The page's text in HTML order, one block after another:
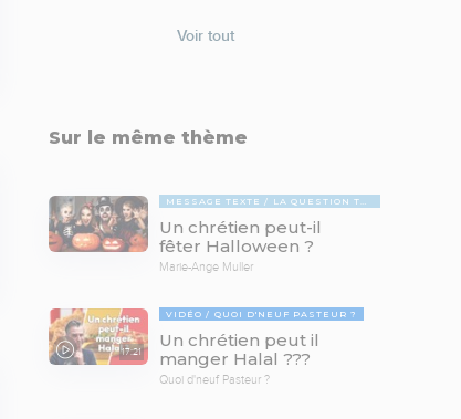
Voir tout
Sur le même thème
MESSAGE TEXTE LA QUESTION TABOUE
Un chrétien peut-il
fêter Halloween ?
Marie-Ange Muller
17:21
VIDÉO QUOI D'NEUF PASTEUR ?
Un chrétien peut il
manger Halal ???
Quoi d'neuf Pasteur ?